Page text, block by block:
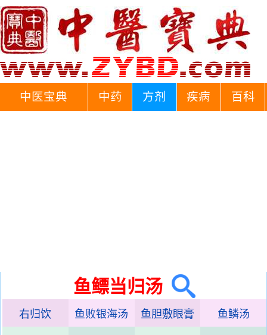
中医宝典 中药 方剂 疾病 百科
鱼鳔当归汤
右归饮 鱼败银海汤 鱼胆敷眼膏 鱼鳞汤